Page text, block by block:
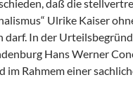
daß die
Ulrike Kaiser
darf. In der
Hans Werner
im Rahmem einer